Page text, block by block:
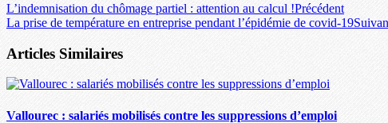
L’indemnisation du chômage partiel : attention au calcul !Précédent
La prise de température en entreprise pendant l’épidémie de covid-19
Articles Similaires
Vallourec : salariés mobilisés contre les suppressions d’emploi